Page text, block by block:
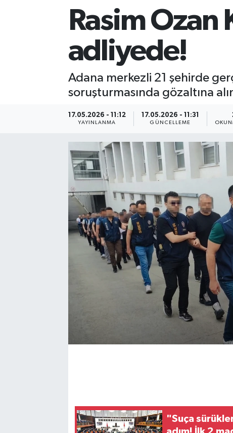
Rasim Ozan
adliyede!
Adana merkezli 21 şehirde
soruşturmasında gözaltına
17.05.2026 - 11:12
YAYINLANMA
17.05.2026 - 11:31
GÜNCELLEME
"Suça